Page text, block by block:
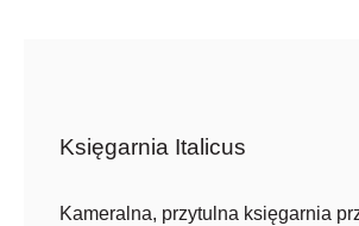
Księgarnia Italicus
Kameralna, przytulna księgarnia